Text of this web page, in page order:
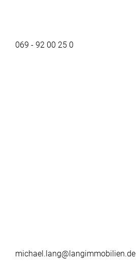
069 - 92 00 25 0
michael.lang@langimmobilien.de